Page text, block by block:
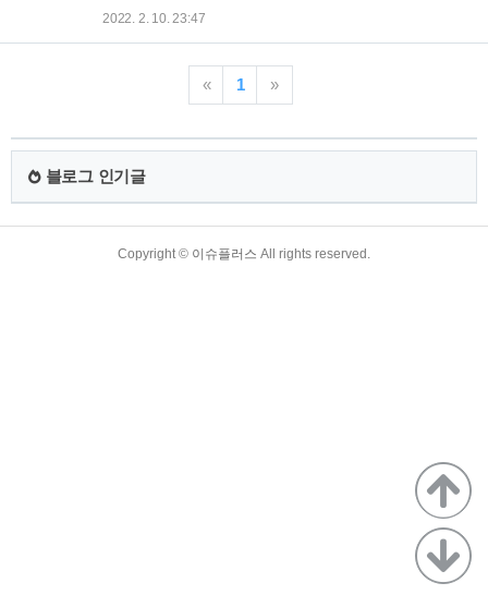
대로 유지 중이라 발이 묶이신 분들도 많을 테고, 확진 후 완치
일도 넣어두었으니, 세부적인 사항을 확인하고 싶으신 분들은
파일을 다운로드하여서 체크하시면 될 것 같아요. 예외자에 대
19 음성 확인자 3. 코로나19 확진 후 완치자 4. 예외 적용자 5.
접종증명·음성확인제 시설별 이용 가능 대상 *질병관리청 공식
지침 (2.10. 배포) 1. 접종완료자 1) 발급방법 ① 전자 증명서:
2022. 2. 10. 23:47
« 1 »
블로그 인기글
Copyright © 이슈플러스 All rights reserved.
TistoryWhaleSkin3.4